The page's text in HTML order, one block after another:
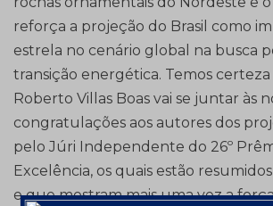
reforça a projeção do Brasil como
estrela no cenário global na busca
transição energética. Temos
Roberto Villas Boas vai se juntar às
congratulações aos autores dos
pelo Júri Independente do 26º
Excelência, os quais estão
e que mostram mais uma vez a